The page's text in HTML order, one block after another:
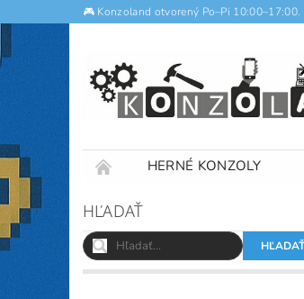
🎮 Konzoland otvorený Po–Pi 10:00–17:00.
HERNÉ KONZOLY
NOTEBOOKY
HĽADAŤ